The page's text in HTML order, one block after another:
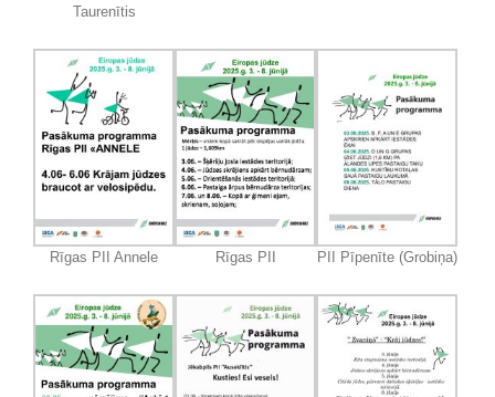
Taurenītis
Rīgas PII Annele Rīgas PII PII Pīpenīte (Grobiņa)